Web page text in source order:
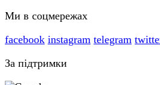
Ми в соцмережах
facebook instagram telegram
За підтримки